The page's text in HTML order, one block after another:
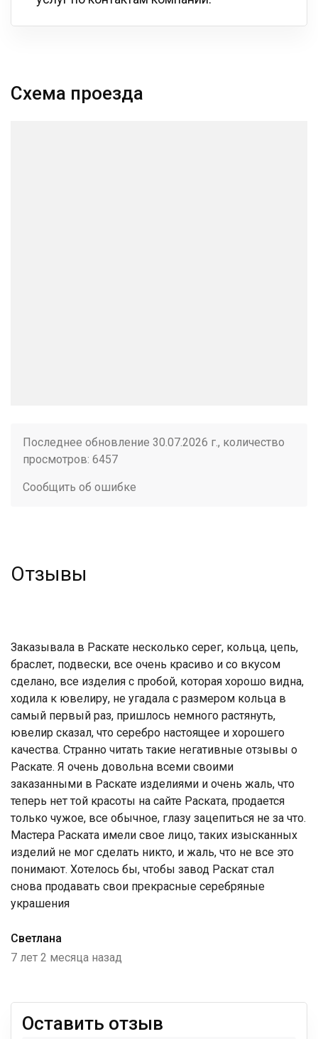
Схема проезда
Последнее обновление 30.07.2026 г., количество
просмотров: 6457
Сообщить об ошибке
Отзывы
Заказывала в Раскате несколько серег, кольца, цепь,
браслет, подвески, все очень красиво и со вкусом
сделано, все изделия с пробой, которая хорошо видна,
ходила к ювелиру, не угадала с размером кольца в
самый первый раз, пришлось немного растянуть,
ювелир сказал, что серебро настоящее и хорошего
качества. Странно читать такие негативные отзывы о
Раскате. Я очень довольна всеми своими
заказанными в Раскате изделиями и очень жаль, что
теперь нет той красоты на сайте Раската, продается
только чужое, все обычное, глазу зацепиться не за что.
Мастера Раската имели свое лицо, таких изысканных
изделий не мог сделать никто, и жаль, что не все это
понимают. Хотелось бы, чтобы завод Раскат стал
снова продавать свои прекрасные серебряные
украшения
Светлана
7 лет 2 месяца назад
Оставить отзыв